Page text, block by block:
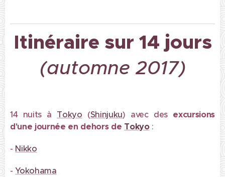
Itinéraire sur 14 jours
(automne 2017)
14 nuits à Tokyo (Shinjuku) avec des excursions
d'une journée en dehors de Tokyo :
- Nikko
-Yokohama